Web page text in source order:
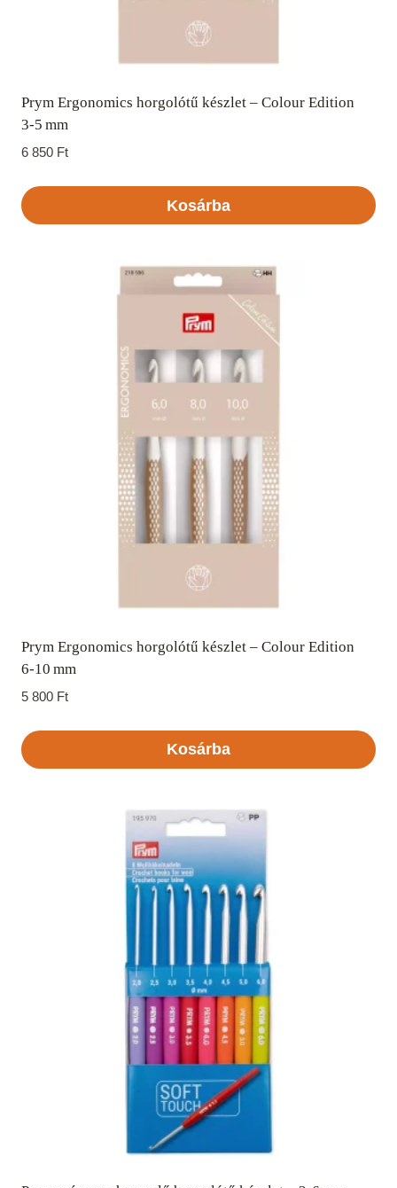
Prym Ergonomics horgolótű készlet – Colour Edition
3‑5 mm
6 850 Ft
Kosárba
Prym Ergonomics horgolótű készlet – Colour Edition
6‑10 mm
5 800 Ft
Kosárba